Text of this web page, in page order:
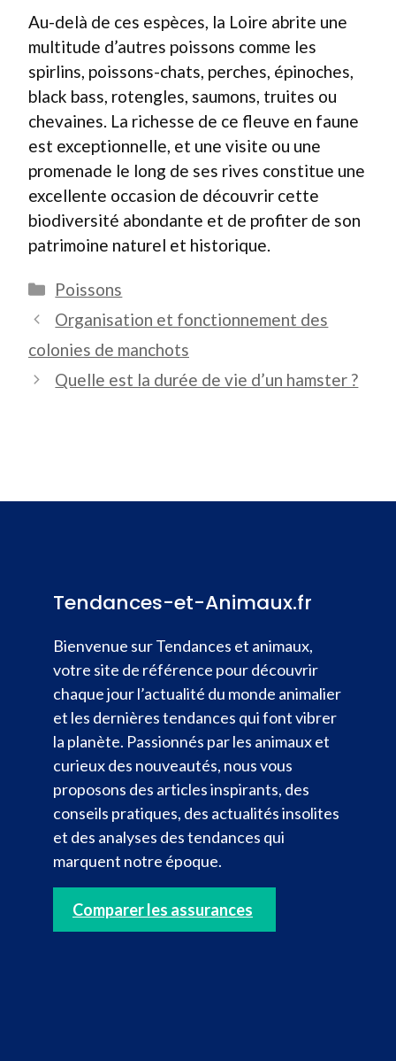
Au-delà de ces espèces, la Loire abrite une
multitude d’autres poissons comme les
spirlins, poissons-chats, perches, épinoches,
black bass, rotengles, saumons, truites ou
chevaines. La richesse de ce fleuve en faune
est exceptionnelle, et une visite ou une
promenade le long de ses rives constitue une
excellente occasion de découvrir cette
biodiversité abondante et de profiter de son
patrimoine naturel et historique.
Catégories
Poissons
Organisation et fonctionnement des
colonies de manchots
Quelle est la durée de vie d’un hamster ?
Tendances-et-Animaux.fr
Bienvenue sur Tendances et animaux,
votre site de référence pour découvrir
chaque jour l’actualité du monde animalier
et les dernières tendances qui font vibrer
la planète. Passionnés par les animaux et
curieux des nouveautés, nous vous
proposons des articles inspirants, des
conseils pratiques, des actualités insolites
et des analyses des tendances qui
marquent notre époque.
Comparer les assurances